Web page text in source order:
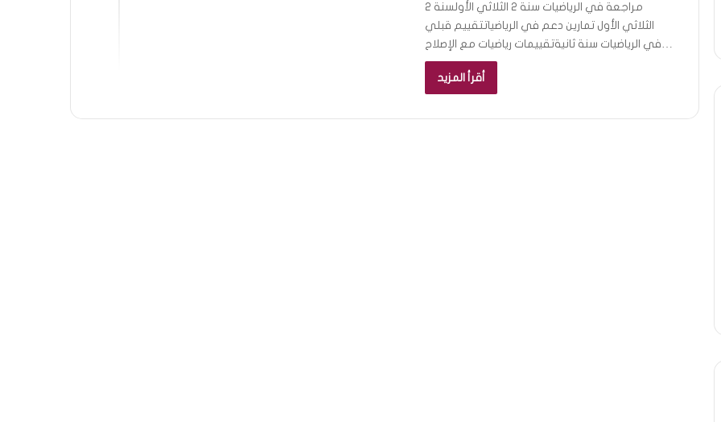
مراجعة في الرياضيات سنة 2 الثلاثي الأولسنة 2
الثلاثي الأول تمارين دعم في الرياضياتتقييم قبلي
في الرياضيات سنة ثانيةتقييمات رياضيات مع الإصلاح…
أقرأ المزيد